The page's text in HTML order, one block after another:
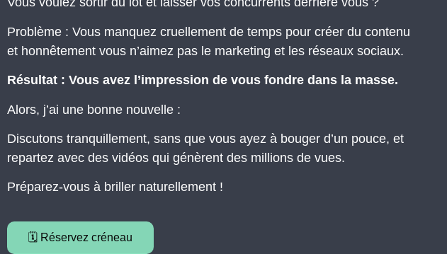
Problème : Vous manquez cruellement de temps pour créer du contenu
et honnêtement vous n’aimez pas le marketing et les réseaux sociaux.
Résultat : Vous avez l’impression de vous fondre dans la masse.
Alors, j’ai une bonne nouvelle :
Discutons tranquillement, sans que vous ayez à bouger d’un pouce, et
repartez avec des vidéos qui génèrent des millions de vues.
Préparez-vous à briller naturellement !
🗓️ Réservez créneau